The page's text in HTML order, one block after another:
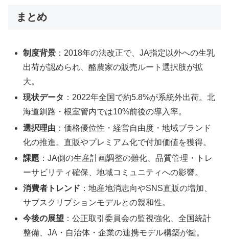
まとめ
制度背景 ：2018年の法改正で、JA指定以外への生乳
出荷が認められ、酪農家の販売ルート選択肢が拡
大。
現状データ ：2022年全国で約5.8%が系統外出荷。北
海道釧路・根室管内では10%前後の導入率。
選択理由 ：価格優位性・経営自由度・地域ブランド
化の推進。直販やプレミアム化で付加価値を獲得。
課題 ：JA側の生産計画調整の難化、品質管理・トレ
ーサビリティ確保、地域コミュニティへの影響。
消費者トレンド ：地産地消志向やSNS直販の増加、
サブスクリプションモデルとの親和性。
今後の展望 ：公正取引委員会の監視強化、全国統計
整備、JA・自治体・企業の連携モデル構築が鍵。